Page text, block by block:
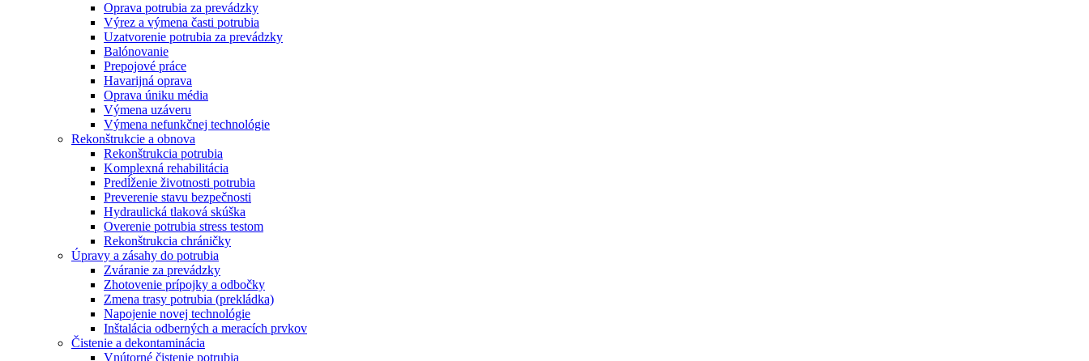
Oprava potrubia za prevádzky
Výrez a výmena časti potrubia
Uzatvorenie potrubia za prevádzky
Balónovanie
Prepojové práce
Havarijná oprava
Oprava úniku média
Výmena uzáveru
Výmena nefunkčnej technológie
Rekonštrukcie a obnova
Rekonštrukcia potrubia
Komplexná rehabilitácia
Predĺženie životnosti potrubia
Preverenie stavu bezpečnosti
Hydraulická tlaková skúška
Overenie potrubia stress testom
Rekonštrukcia chráničky
Úpravy a zásahy do potrubia
Zváranie za prevádzky
Zhotovenie prípojky a odbočky
Zmena trasy potrubia (prekládka)
Napojenie novej technológie
Inštalácia odberných a meracích prvkov
Čistenie a dekontaminácia
Vnútorné čistenie potrubia